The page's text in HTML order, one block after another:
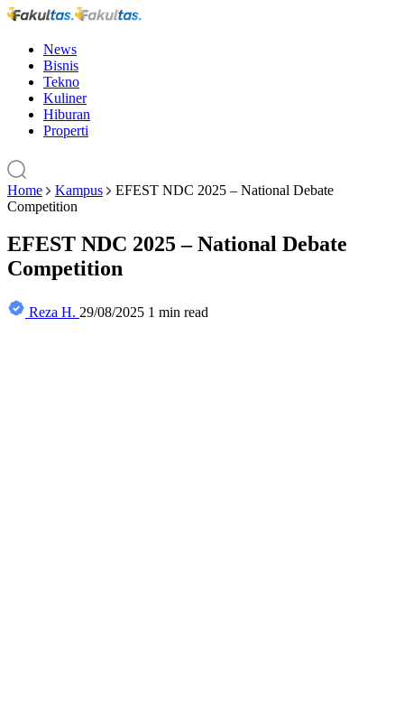
News
Bisnis
Tekno
Kuliner
Hiburan
Properti
Home Kampus
EFEST NDC 2025 – National Debate
Competition
EFEST NDC 2025 – National Debate
Competition
Reza H. 29/08/2025 1 min read